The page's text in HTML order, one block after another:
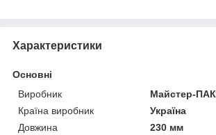
Характеристики
Основні
Виробник
Майстер-ПАК
Країна виробник
Україна
Довжина
230 мм